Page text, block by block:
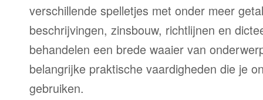
verschillende spelletjes met onder meer
beschrijvingen, zinsbouw, richtlijnen en
behandelen een brede waaier van
belangrijke praktische vaardigheden die je
gebruiken.